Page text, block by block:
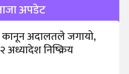
अपडेट
अदालतले जगायो,
निष्क्रिय